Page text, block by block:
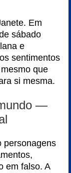
Em
sábado
e
sentimentos
que
si mesma.
—
personagens
em falso. A